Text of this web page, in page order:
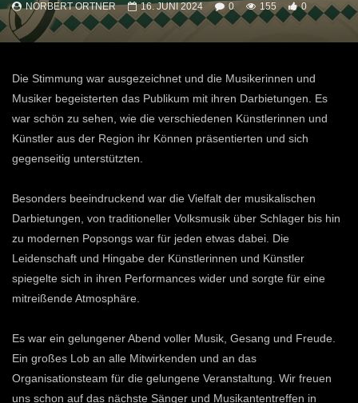
NORBERT ORTNER 16. JUNI 2024 0 155 0
Die Stimmung war ausgezeichnet und die Musikerinnen und
Musiker begeisterten das Publikum mit ihren Darbietungen. Es
war schön zu sehen, wie die verschiedenen Künstlerinnen und
Künstler aus der Region ihr Können präsentierten und sich
gegenseitig unterstützten.
Besonders beeindruckend war die Vielfalt der musikalischen
Darbietungen, von traditioneller Volksmusik über Schlager bis hin
zu modernen Popsongs war für jeden etwas dabei. Die
Leidenschaft und Hingabe der Künstlerinnen und Künstler
spiegelte sich in ihren Performances wider und sorgte für eine
mitreißende Atmosphäre.
Es war ein gelungener Abend voller Musik, Gesang und Freude.
Ein großes Lob an alle Mitwirkenden und an das
Organisationsteam für die gelungene Veranstaltung. Wir freuen
uns schon auf das nächste Sänger und Musikantentreffen in